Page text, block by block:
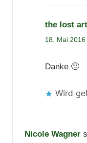
the lost
18. Mai
Danke 🙂
Wird
Nicole Wagner